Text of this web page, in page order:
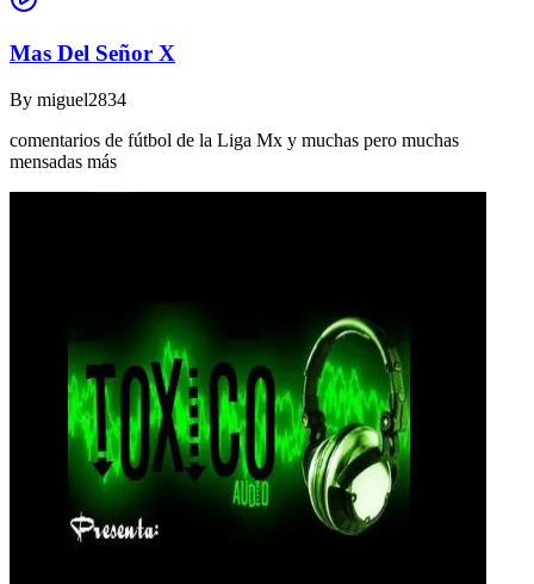
Mas Del Señor X
By miguel2834
comentarios de fútbol de la Liga Mx y muchas pero muchas
mensadas más